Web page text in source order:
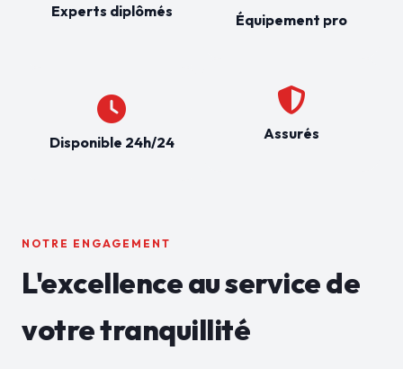
Experts diplômés
Disponible 24h/24
Équipement pro
Assurés
NOTRE ENGAGEMENT
L'excellence au service de
votre tranquillité